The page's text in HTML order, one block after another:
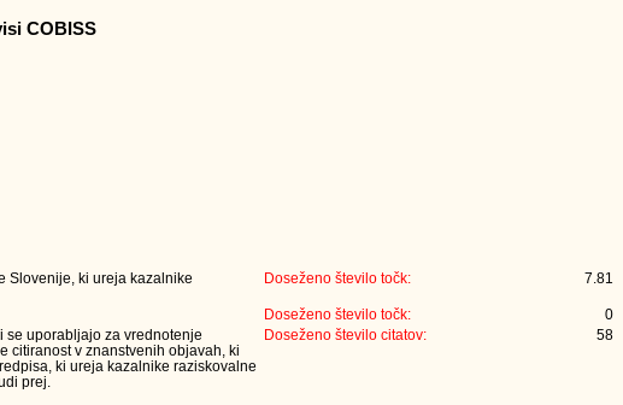
COBISS
Slovenije, ki ureja kazalnike
Doseženo število točk: 7.81
Doseženo število točk:
0
se uporabljajo za vrednotenje
citiranost v znanstvenih objavah, ki
ki ureja kazalnike raziskovalne
prej.
Doseženo število citatov: 58